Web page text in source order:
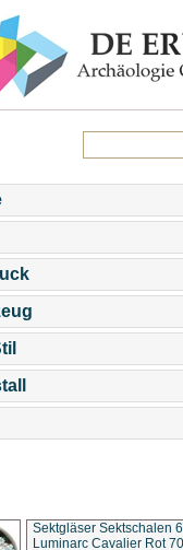
Sektgläser Sektschalen
Luminarc Cavalier Rot